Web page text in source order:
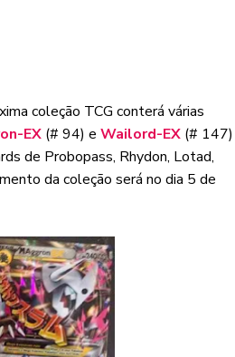
coleção TCG conterá várias
EX (# 94) e Wailord-EX (# 147)
de Probopass, Rhydon, Lotad,
da coleção será no dia 5 de